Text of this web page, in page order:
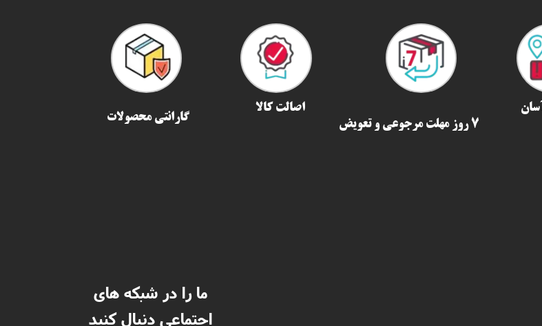
ما را در شبکه های
اجتماعی دنبال کنید
7 روز مهلت مرجوعی و تعویض
اصالت کالا
گارانتی محصولات